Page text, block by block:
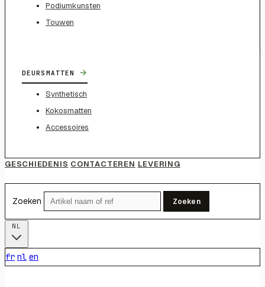
Podiumkunsten
Touwen
DEURSMATTEN →
Synthetisch
Kokosmatten
Accessoires
GESCHIEDENIS CONTACTEREN LEVERING
Zoeken Zoeken
fr nl en